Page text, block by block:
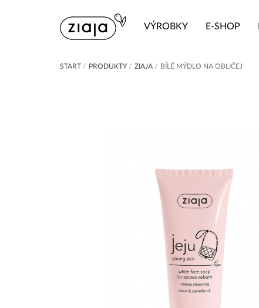
VÝROBKY E-SHOP
START / PRODUKTY / ZIAJA / BÍLÉ MÝDLO NA OBLIČEJ